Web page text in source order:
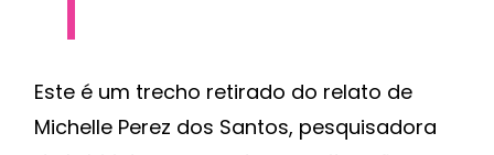
Este é um trecho retirado do relato de
Michelle Perez dos Santos, pesquisadora